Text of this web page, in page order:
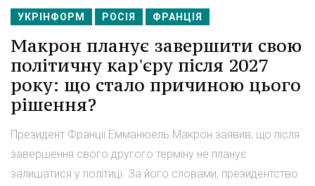
УКРІНФОРМ РОСІЯ ФРАНЦІЯ
Макрон планує завершити свою
політичну кар'єру після 2027
року: що стало причиною цього
рішення?
Президент Франції Емманюель Макрон заявив, що після
завершення свого другого терміну не планує
залишатися у політиці. За його словами, президентство